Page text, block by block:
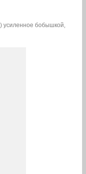
усиленное бобышкой,